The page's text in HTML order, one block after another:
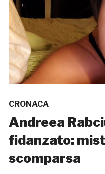
CRONACA
Andreea
fidanzato:
scomparsa